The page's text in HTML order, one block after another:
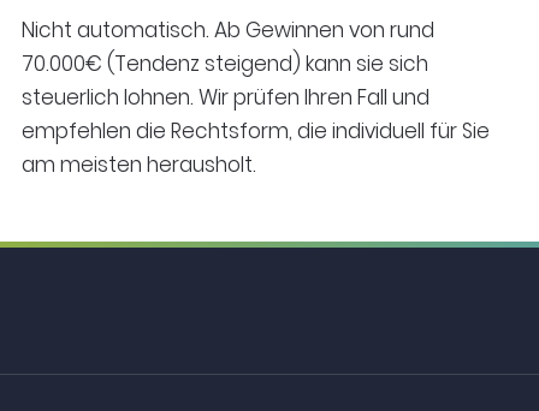
Nicht automatisch. Ab Gewinnen von rund
70.000€ (Tendenz steigend) kann sie sich
steuerlich lohnen. Wir prüfen Ihren Fall und
empfehlen die Rechtsform, die individuell für Sie
am meisten herausholt.